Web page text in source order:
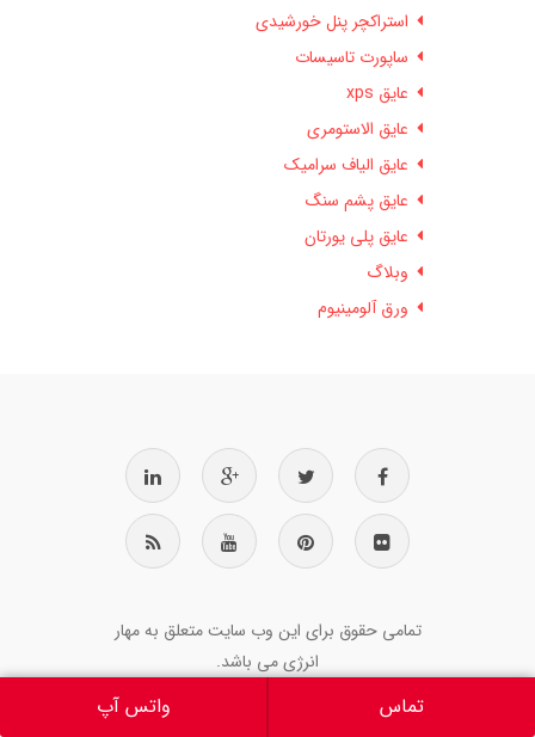
استراکچر پنل خورشیدی
ساپورت تاسیسات
عایق xps
عایق الاستومری
عایق الیاف سرامیک
عایق پشم سنگ
عایق پلی یورتان
وبلاگ
ورق آلومینیوم
تمامی حقوق برای این وب سایت متعلق به مهار
انرژی می باشد.
تماس واتس آپ